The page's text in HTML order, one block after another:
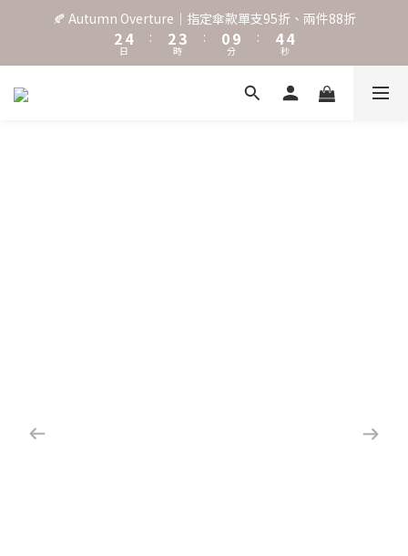
˖⋆꙳𝜗𝜚꙳. Shefa 沃野棕4款 全新上市˖⋆꙳𝜗𝜚꙳
2
1
0
4
3
2
日
:
2
1
0
3
2
1
時
:
09
8
7
分
:
4
3
2
0
4
3
2
0
秒